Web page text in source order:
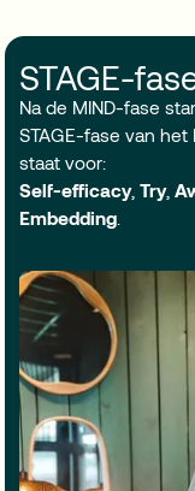
STAGE-
Na de MIND-fase
STAGE-fase van het
staat voor:
Self-efficacy,Try,
Embedding